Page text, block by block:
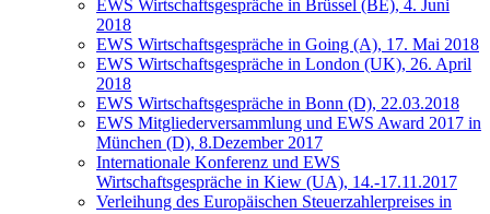
EWS Wirtschaftsgespräche in Brüssel (BE), 4. Juni
2018
EWS Wirtschaftsgespräche in Going (A), 17. Mai 2018
EWS Wirtschaftsgespräche in London (UK), 26. April
2018
EWS Wirtschaftsgespräche in Bonn (D), 22.03.2018
EWS Mitgliederversammlung und EWS Award 2017 in
München (D), 8.Dezember 2017
Internationale Konferenz und EWS
Wirtschaftsgespräche in Kiew (UA), 14.-17.11.2017
Verleihung des Europäischen Steuerzahlerpreises in